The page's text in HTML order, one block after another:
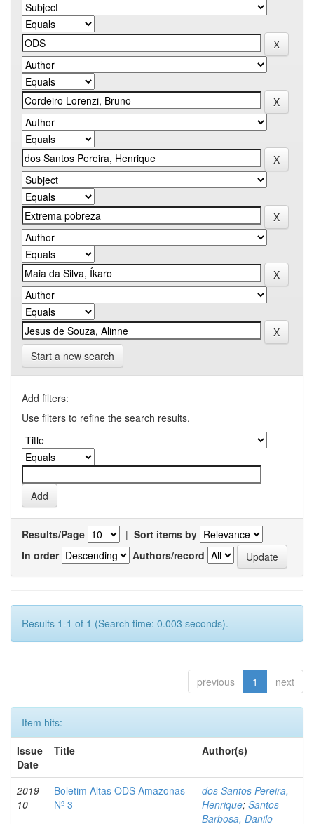
Start a new search
Add filters:
Use filters to refine the search results.
Results/Page | Sort items by
In order
Authors/record
Results 1-1 of 1 (Search time: 0.003 seconds).
previous 1 next
Item hits:
Issue
Date
Title Author(s)
2019-
10
Boletim Altas ODS Amazonas
Nº 3
dos Santos Pereira,
Henrique; Santos
Barbosa, Danilo